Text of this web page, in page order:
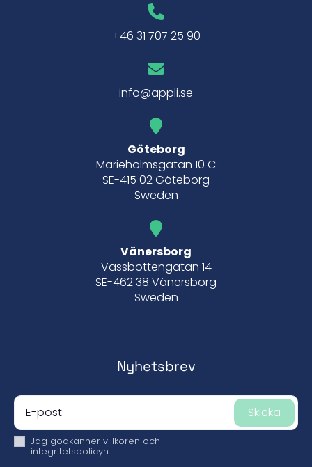
+46 31 707 25 90
info@appli.se
Göteborg
Marieholmsgatan 10 C
SE-415 02 Göteborg
Sweden
Vänersborg
Vassbottengatan 14
SE-462 38 Vänersborg
Sweden
Nyhetsbrev
Skicka
Jag godkänner villkoren och
integritetspolicyn